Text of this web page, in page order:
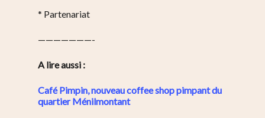
* Partenariat
———————-
A lire aussi :
Café Pimpin, nouveau coffee shop pimpant du
quartier Ménilmontant